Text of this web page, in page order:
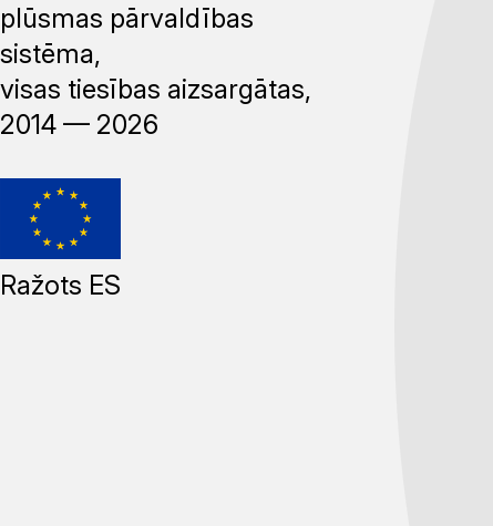
plūsmas pārvaldības
sistēma,
visas tiesības aizsargātas,
2014 — 2026
Ražots ES